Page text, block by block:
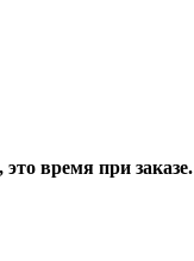
время при заказе.